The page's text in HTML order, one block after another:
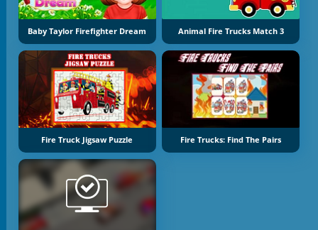
Baby Taylor Firefighter Dream Animal Fire Trucks Match 3
Fire Truck Jigsaw Puzzle Fire Trucks: Find The Pairs